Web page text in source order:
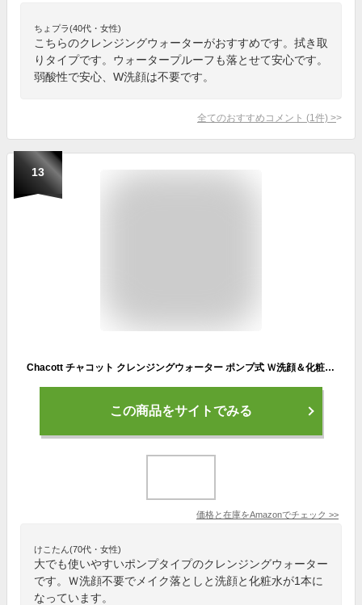
ちょプラ(40代・女性)
こちらのクレンジングウォーターがおすすめです。拭き取
りタイプです。ウォータープルーフも落とせて安心です。
弱酸性で安心、W洗顔は不要です。
全てのおすすめコメント (1 件) >
13
Chacott チャコット クレンジングウォーター ポンプ式 Ｗ洗顔＆化粧水 500ml 001 レディース＆メンズ用 ジェンダーレスコスメ (1個)
この商品をサイトでみる
価格と在庫をAmazonでチェック >>
けこたん(70代・女性)
大でも使いやすいポンプタイプのクレンジングウォーター
です。Ｗ洗顔不要でメイク落としと洗顔と化粧水が1本に
なっています。